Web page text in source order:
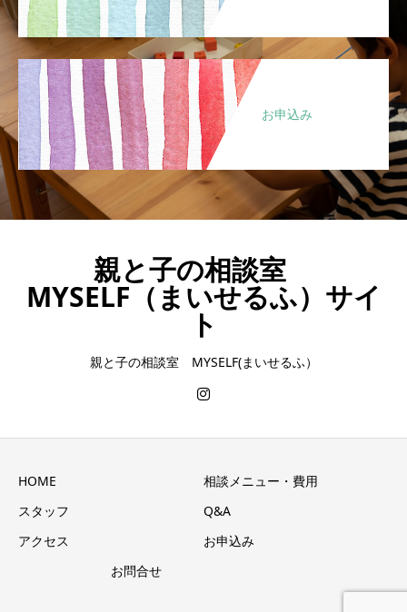
お申込み
親と子の相談室
MYSELF（まいせるふ）サイ
ト
親と子の相談室 MYSELF(まいせるふ）
HOME
相談メニュー・費用
スタッフ
Q&A
アクセス
お申込み
お問合せ